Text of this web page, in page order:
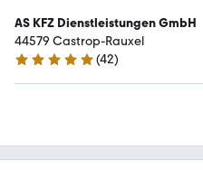
AS KFZ Dienstleistungen GmbH
44579 Castrop-Rauxel
5 Sterne
(42)